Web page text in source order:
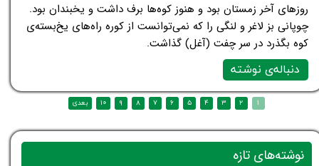
روزهای آخر زمستان بود و هنوز کوه‌ها برف داشت و یخبندان بود.
چوپانی بز لاغر و لنگی را که نمی‌توانست از کوره راه‌های یخ‌بسته‌ی
کوه بگذرد در سر چفت (آغل) گذاشت.
دنباله‌ی نوشته
نوشته‌های تازه